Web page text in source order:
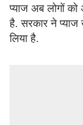
प्याज अब लोगों
है. सरकार ने प्याज
लिया है.